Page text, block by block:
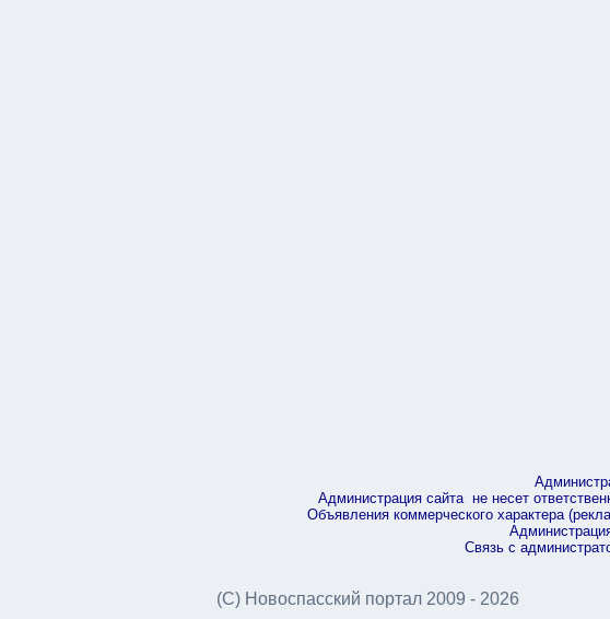
Администрация сайта не несет
Объявления коммерческого характера
Связь с
(С) Новоспасский портал 2009 - 2026